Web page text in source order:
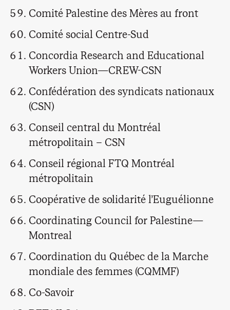
Comité Palestine des Mères au front
Comité social Centre-Sud
Concordia Research and Educational
Workers Union—CREW-CSN
Confédération des syndicats nationaux
(CSN)
Conseil central du Montréal
métropolitain – CSN
Conseil régional FTQ Montréal
métropolitain
Coopérative de solidarité l’Euguélionne
Coordinating Council for Palestine—
Montreal
Coordination du Québec de la Marche
mondiale des femmes (CQMMF)
Co-Savoir